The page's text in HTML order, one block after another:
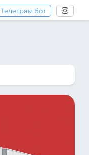
Телеграм бот